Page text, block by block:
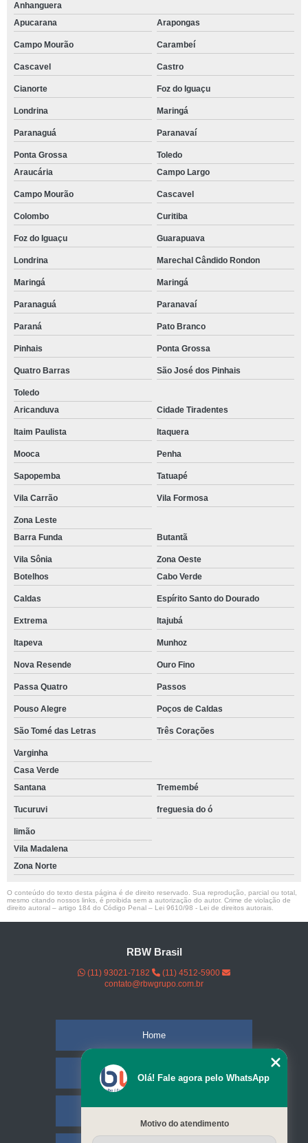
Anhanguera
Apucarana
Arapongas
Campo Mourão Carambeí
Cascavel Castro
Cianorte Foz do Iguaçu
Londrina Maringá
Paranaguá Paranavaí
Ponta Grossa
Toledo
Araucária
Campo Largo
Campo Mourão Cascavel
Colombo Curitiba
Foz do Iguaçu Guarapuava
Londrina Marechal Cândido Rondon
Maringá Maringá
Paranaguá Paranavaí
Paraná Pato Branco
Pinhais Ponta Grossa
Quatro Barras São José dos Pinhais
Toledo
Aricanduva
Cidade Tiradentes
Itaim Paulista Itaquera
Mooca Penha
Sapopemba Tatuapé
Vila Carrão Vila Formosa
Zona Leste
Barra Funda
Butantã
Vila Sônia
Zona Oeste
Botelhos
Cabo Verde
Caldas Espírito Santo do Dourado
Extrema Itajubá
Itapeva Munhoz
Nova Resende Ouro Fino
Passa Quatro Passos
Pouso Alegre Poços de Caldas
São Tomé das Letras Três Corações
Varginha
Casa Verde
Santana
Tremembé
Tucuruvi freguesia do ó
limão
Vila Madalena
Zona Norte
O conteúdo do texto desta página é de direito reservado. Sua reprodução, parcial ou total,
mesmo citando nossos links, é proibida sem a autorização do autor. Crime de violação de
direito autoral – artigo 184 do Código Penal – Lei 9610/98 - Lei de direitos autorais
RBW Brasil
(11) 93021-7182
(11) 4512-5900
contato@rbwgrupo.com.br
Home
Empresa
Olá! Fale agora pelo WhatsApp
Motivo do atendimento